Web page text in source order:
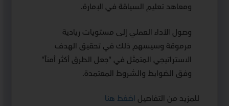
ومعاهد تعليم السياقة في الإمارة.
وصول الأداء العملي إلى مستويات ريادية
مرموقة وسيسهم ذلك في تحقيق الهدف
الاستراتيجي المتمثل في "جعل الطرق أكثر أمناً"
وفق الضوابط والشروط المعتمدة.
للمزيد من التفاصيلاضغط هنا